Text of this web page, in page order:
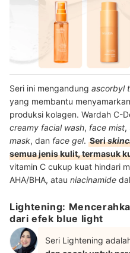
Seri ini mengandung ascorbyl
yang membantu
produksi kolagen. Wardah C-
creamy facial wash, face mist,
mask, dan face gel. Seri
semua jenis kulit, termasuk
vitamin C cukup kuat hindari
AHA/BHA, atau niacinamide
Lightening:
dari efek blue light
Seri Lightening